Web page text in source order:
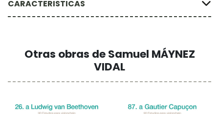
CARACTERISTICAS
Otras obras de Samuel MÁYNEZ
VIDAL